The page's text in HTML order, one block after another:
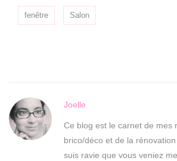
fenêtre Salon
Joelle
Ce blog est le carnet de mes
brico/déco et de la
suis ravie que vous veniez